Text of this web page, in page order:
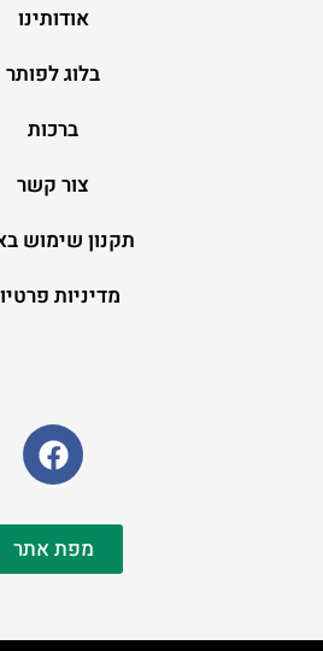
אודותינו
בלוג לפותר
ברכות
צור קשר
תקנון שימוש
מדיניות
מפת אתר